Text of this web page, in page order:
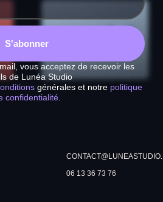
S'abonner
vous acceptez de recevoir les
de Lunéa Studio
générales et notre politique
confidentialité.
06 13 36 73 76